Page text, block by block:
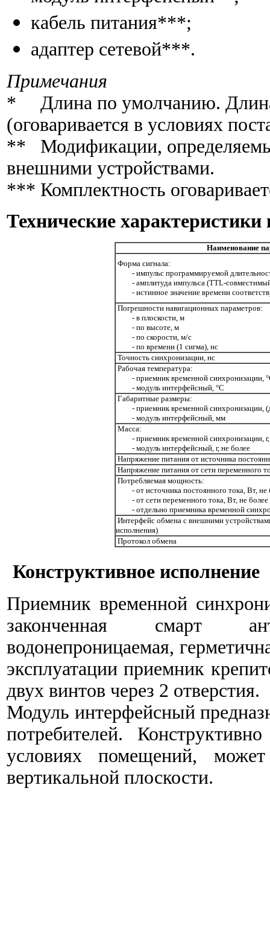
кабель питания***;
адаптер сетевой***.
Примечания
* Длина по умолчанию.
(оговаривается в условиях
** Модификации,
внешними устройствами.
*** Комплектность
Технические характеристики
Наименование
Форма сигнала:
- импульс программируемой
- амплитуда импульса (TTL-
- истинное значение времени
Погрешности навигационных параметров:
- в плоскости, м
- по высоте, м
- по скорости, м/с
- по времени (1 сигма), нс
Точность синхронизации, нс
Рабочая температура:
- приемник временной синхронизации,
- модуль интерфейсный, °С
Габаритные размеры:
- приемник временной синхронизации,
- модуль интерфейсный, мм
Масса:
- приемник временной синхронизации, г,
- модуль интерфейсный, г, не более
Напряжение питания от источника
Напряжение питания от сети переменного
Потребляемая мощность:
- от источника постоянного тока, Вт, не
- от сети переменного тока, Вт, не более
- отдельно приемника временной
Интерфейс обмена с внешними
исполнения)
Протокол обмена
Конструктивное исполнение
Приемник временной
законченная смарт
водонепроницаемая,
эксплуатации приемник
двух винтов через 2 отверстия.
Модуль интерфейсный
потребителей.
условиях помещений,
вертикальной плоскости.